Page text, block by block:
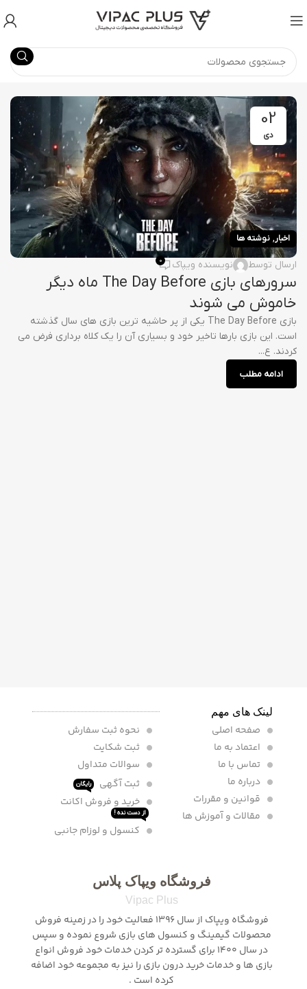
02
دی
اخبار, نوشته ها
ارسال توسط نویسنده ویپاک 0
سرورهای بازی The Day Before ماه دیگر
خاموش می شوند
بازی The Day Before یکی از پر حاشیه ترین بازی های سال گذشته
است. این بازی بارها تاخیر خود و بسیاری آن را یک کلاه برداری فرض می
کردند. ع...
ادامه مطلب
لینک های مهم
صفحه اصلی
اعتماد به ما
تماس با ما
درباره ما
قوانین و مقررات
مقالات و آموزش ها
نحوه ثبت سفارش
ثبت شکایت
سوالات متداول
ثبت آگهی
رایگان
خرید و فروش اکانت
از دست نده !
کنسول و لوزام جانبی
فروشگاه ویپاک پلاس
Vipac Plus
فروشگاه ویپاک از سال 1396 فعالیت خود را در زمینه فروش
محصولات گیمینگ و کنسول های بازی شروع نموده و سپس
در سال 1400 برای گسترده تر کردن خدمات خود فروش انواع
بازی ها و خدمات خرید درون بازی را نیز به مجموعه خود اضافه
کرده است .